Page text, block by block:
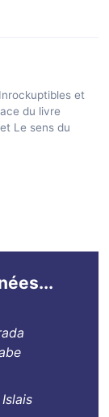
et
du livre
Le sens du